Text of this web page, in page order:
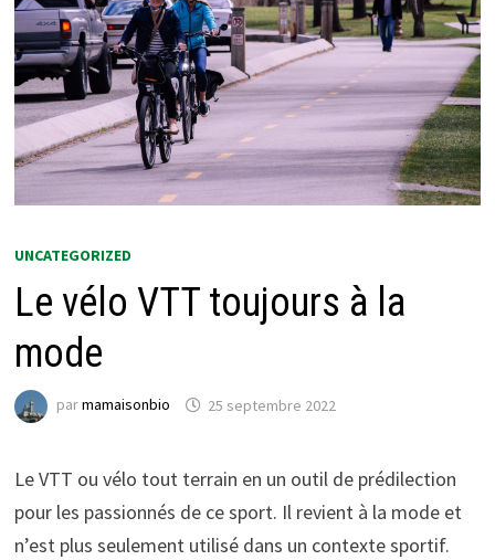
UNCATEGORIZED
Le vélo VTT toujours à la
mode
parmamaisonbio 25 septembre 2022
Le VTT ou vélo tout terrain en un outil de prédilection
pour les passionnés de ce sport. Il revient à la mode et
n’est plus seulement utilisé dans un contexte sportif.